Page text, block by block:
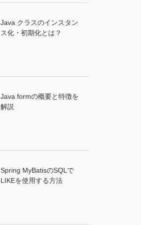
Java クラスのインスタン
ス化・初期化とは？
Java formの概要と特徴を
解説
Spring MyBatisのSQLで
LIKEを使用する方法